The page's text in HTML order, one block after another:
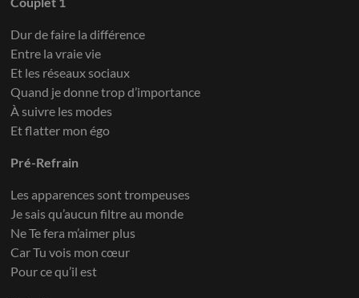
Dur de faire la différence
Entre la vraie vie
Et les réseaux sociaux
Quand je donne trop d’importance
À suivre les modes
Et flatter mon égo
Pré-Refrain
Les apparences sont trompeuses
Je sais qu’aucun filtre au monde
Ne Te fera m’aimer plus
Car Tu vois mon cœur
Pour ce qu’il est